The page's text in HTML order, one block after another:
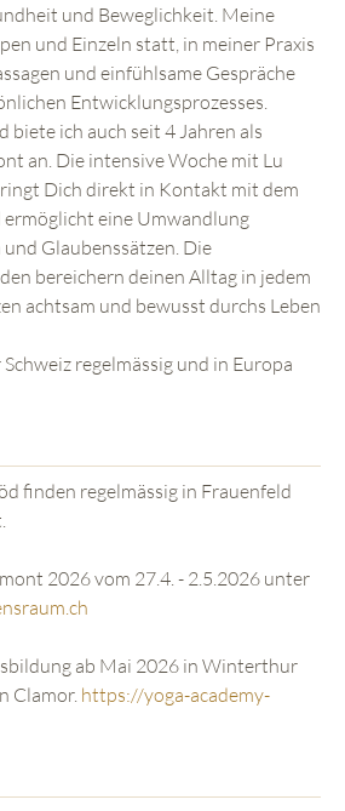
und Beweglichkeit. Meine
und Einzeln statt, in meiner Praxis
und einfühlsame Gespräche
Entwicklungsprozesses.
biete ich auch seit 4 Jahren als
an. Die intensive Woche mit Lu
Dich direkt in Kontakt mit dem
eine Umwandlung
Glaubenssätzen. Die
bereichern deinen Alltag in jedem
achtsam und bewusst durchs Leben
regelmässig und in Europa
finden regelmässig in Frauenfeld
Ferienwochen im Piemont 2026 vom 27.4. - 2.5.2026 unter
ab Mai 2026 in Winterthur
Clamor. https://yoga-academy-